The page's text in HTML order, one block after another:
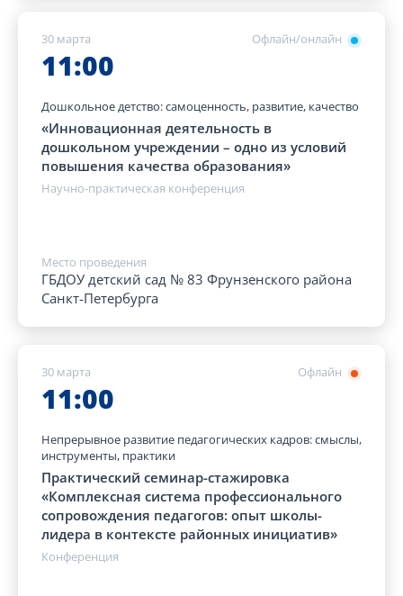
Офлайн/онлайн
30 марта
11:00
Дошкольное детство: самоценность, развитие, качество
«Инновационная деятельность в
дошкольном учреждении – одно из условий
повышения качества образования»
Научно-практическая конференция
Место проведения
ГБДОУ детский сад № 83 Фрунзенского района
Санкт-Петербурга
Офлайн
30 марта
11:00
Непрерывное развитие педагогических кадров: смыслы,
инструменты, практики
Практический семинар-стажировка
«Комплексная система профессионального
сопровождения педагогов: опыт школы-
лидера в контексте районных инициатив»
Конференция